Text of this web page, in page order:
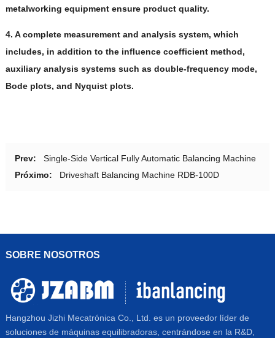
metalworking equipment ensure product quality.
4. A complete measurement and analysis system, which
includes, in addition to the influence coefficient method,
auxiliary analysis systems such as double-frequency mode,
Bode plots, and Nyquist plots.
Prev:
Single-Side Vertical Fully Automatic Balancing Machine
Próximo:
Driveshaft Balancing Machine RDB-100D
SOBRE NOSOTROS
Hangzhou Jizhi Mecatrónica Co., Ltd. es un proveedor líder de
soluciones de máquinas equilibradoras, centrándose en la R&D,